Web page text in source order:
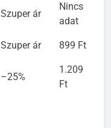
Szuper ár
Nincs
adat
Szuper ár 899 Ft
–25%
1.209
Ft